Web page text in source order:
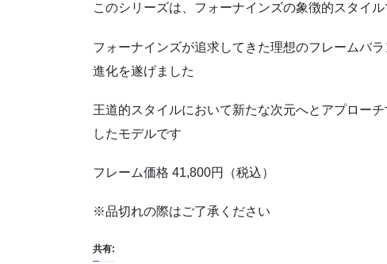
このシリーズは、フォーナインズの象徴的スタイ
フォーナインズが追求してきた理想のフレームバ
進化を遂げました
王道的スタイルにおいて新たな次元へとアプロー
したモデルです
フレーム価格 41,800円（税込）
※品切れの際はご了承ください
共有: